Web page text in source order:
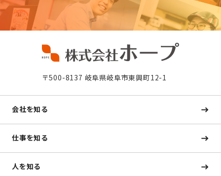
〒500-8137 岐阜県岐阜市東興町12-1
会社を知る
仕事を知る
人を知る